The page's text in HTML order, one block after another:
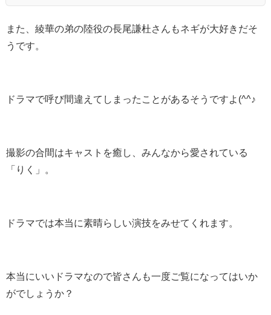
また、綾華の弟の陸役の長尾謙杜さんもネギが大好きだそ
うです。
ドラマで呼び間違えてしまったことがあるそうですよ(^^♪
撮影の合間はキャストを癒し、みんなから愛されている
「りく」。
ドラマでは本当に素晴らしい演技をみせてくれます。
本当にいいドラマなので皆さんも一度ご覧になってはいか
がでしょうか？